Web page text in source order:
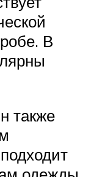
В
также